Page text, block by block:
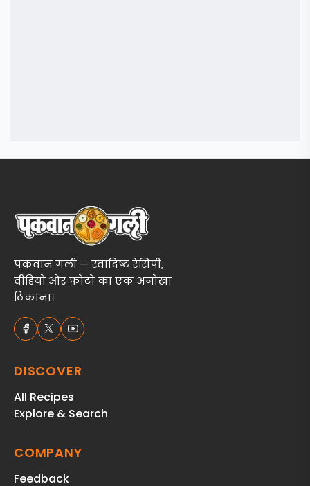
पकवान गली — स्वादिष्ट रेसिपी,
वीडियो और फोटो का एक अनोखा
ठिकाना।
DISCOVER
All Recipes
Explore & Search
COMPANY
Feedback